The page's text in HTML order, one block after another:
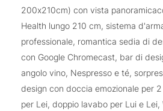
200x210cm) con vista
Health lungo 210 cm, sistema
professionale, romantica sedia di
con Google Chromecast, bar di
angolo vino, Nespresso e té,
design con doccia emozionale per
per Lei, doppio lavabo per Lui e